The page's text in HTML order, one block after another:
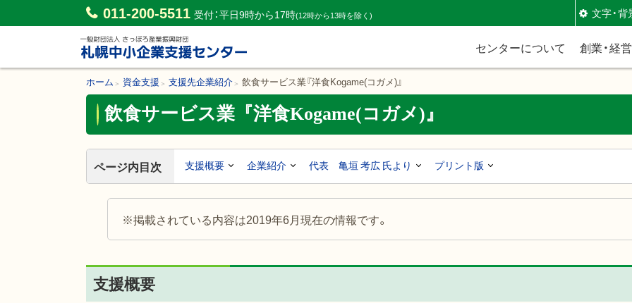
011-200-5511 受付：平日9時から17時(12時から13時を除く) 文字・背
一般財団法人さっぽろ産業振興財
団 札幌中小企業支援センター
センターについて 創業・経
ホーム 資金支援 支援先企業紹介 飲食サービス業『洋食Kogame(コガメ)』
飲食サービス業『洋食Kogame(コガメ)』
ページ内目次 支援概要 企業紹介 代表 亀垣 考広 氏より プリント版
※掲載されている内容は2019年6月現在の情報です。
支援概要